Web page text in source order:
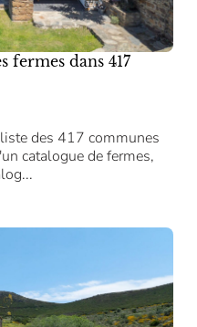
fermes dans 417
des 417 communes
catalogue de fermes,